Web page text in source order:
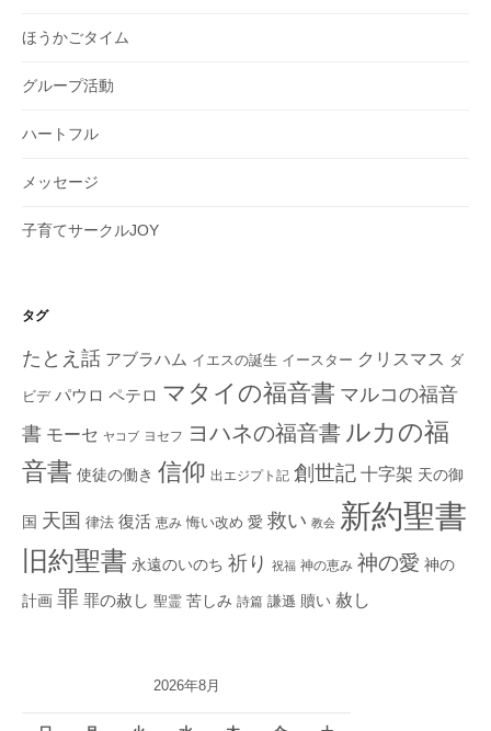
ほうかごタイム
グループ活動
ハートフル
メッセージ
子育てサークルJOY
タグ
たとえ話 アブラハム イエスの誕生 イースター クリスマス ダ
ビデ パウロ ペテロ マタイの福音書 マルコの福音
書 モーセ ヤコブ ヨセフ ヨハネの福音書 ルカの福
音書 使徒の働き 信仰 出エジプト記 創世記 十字架 天の御
国 天国 律法 復活 恵み 悔い改め 愛 救い 教会 新約聖書
旧約聖書 永遠のいのち 祈り 祝福 神の恵み 神の愛 神の
計画 罪 罪の赦し 聖霊 苦しみ 詩篇 謙遜 贖い 赦し
2026年8月